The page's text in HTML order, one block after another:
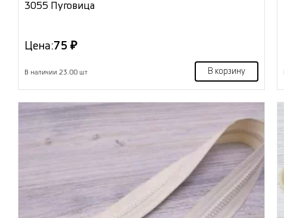
3055 Пуговица
Цена:75 ₽
В наличии 23.00 шт В корзину